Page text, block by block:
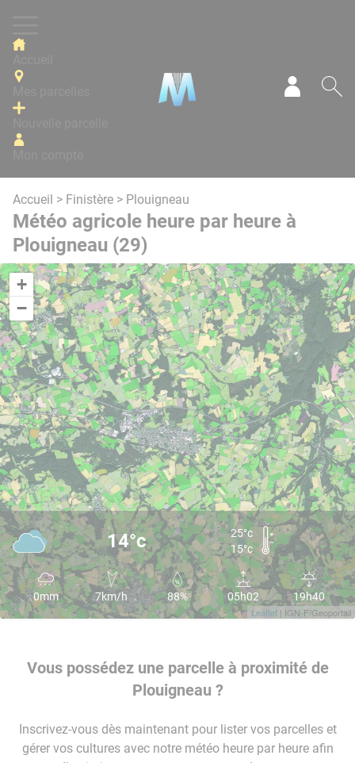
Accueil > Finistère > Plouigneau
Météo agricole heure par heure à
Plouigneau (29)
+
−
Leaflet | IGN-F/Geoportail
14°c
25°c
15°c
0mm 7km/h 88% 05h02 19h40
Vous possédez une parcelle à proximité de
Plouigneau ?
Inscrivez-vous dès maintenant pour lister vos parcelles et
gérer vos cultures avec notre météo heure par heure afin